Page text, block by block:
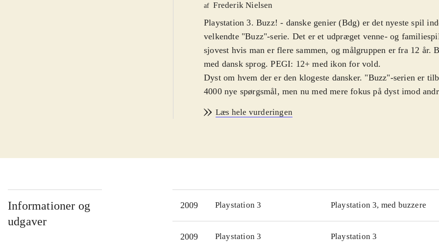
af Frederik Nielsen
Playstation 3. Buzz! - danske genier (Bdg) er det nyeste spil
velkendte "Buzz"-serie. Det er et udpræget venne- og
sjovest hvis man er flere sammen, og målgruppen er fra 12 år.
med dansk sprog. PEGI: 12+ med ikon for vold.
Dyst om hvem der er den klogeste dansker. "Buzz"-serien er
4000 nye spørgsmål, men nu med mere fokus på dyst imod
spørgsmålene er ikke specielt danske og det mest danske er
deltager du i et quizprogram styret af den noget overgearet
tidligere. Spørgsmålene er varieret med emnerne Film og TV,
Livsstil og Viden. Du styrer det med din Buzzer som er en
Læs hele vurderingen
Informationer og
udgaver
2009 Playstation 3 Playstation 3, med buzzere
2009 Playstation 3 Playstation 3